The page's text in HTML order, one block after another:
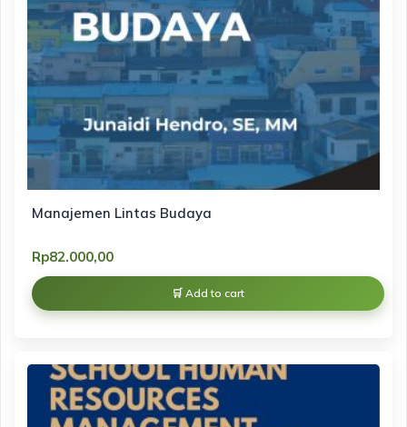
Manajemen Lintas Budaya
Rp82.000,00
Add to cart